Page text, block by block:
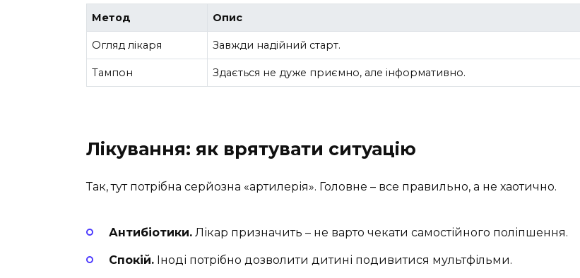
Метод Опис
Огляд лікаря Завжди надійний старт.
Тампон Здається не дуже приємно, але інформативно.
Лікування: як врятувати ситуацію
Так, тут потрібна серйозна «артилерія». Головне – все правильно, а не хаотично.
Антибіотики. Лікар призначить – не варто чекати самостійного поліпшення.
Спокій. Іноді потрібно дозволити дитині подивитися мультфільми.